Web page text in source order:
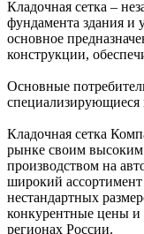
Кладочная сетка –
фундамента здания и
основное
конструкции,
Основные
специализирующиеся
Кладочная сетка
рынке своим
производством на
широкий
нестандартных
конкурентные цены и
регионах России.